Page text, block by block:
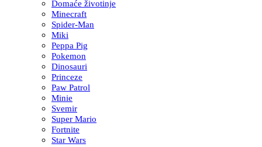
Domaće životinje
Minecraft
Spider-Man
Miki
Peppa Pig
Pokemon
Dinosauri
Princeze
Paw Patrol
Minie
Svemir
Super Mario
Fortnite
Star Wars